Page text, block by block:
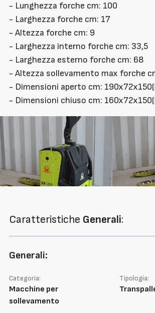
- Lunghezza forche cm: 100
- Larghezza forche cm: 17
- Altezza forche cm: 9
- Larghezza interno forche cm: 33,5
- Larghezza esterno forche cm: 68
- Altezza sollevamento max forche
- Dimensioni aperto cm:
- Dimensioni chiuso cm:
Caratteristiche Generali:
Generali:
Categoria:
Macchine per
sollevamento
Tipologia: